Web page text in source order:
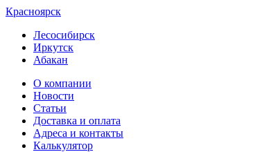
Красноярск
Лесосибирск
Иркутск
Абакан
О компании
Новости
Статьи
Доставка и оплата
Адреса и контакты
Калькулятор